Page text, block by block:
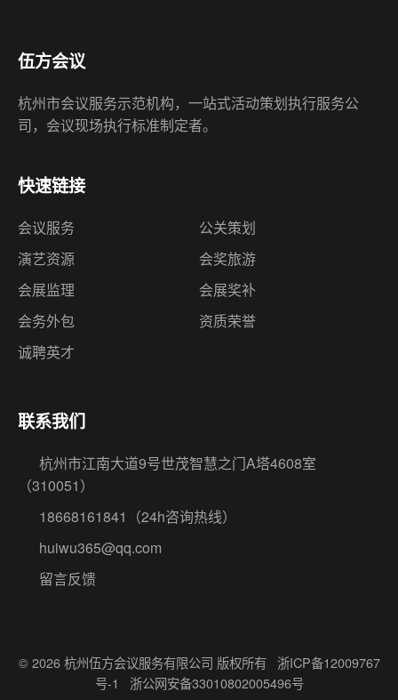
会议服务
公关策划
会展监理
会务外包
资质荣誉
诚聘英才
联系我们
杭州市江南大道9号世茂智慧之门A塔4608室
18668161841
留言反馈
号-1